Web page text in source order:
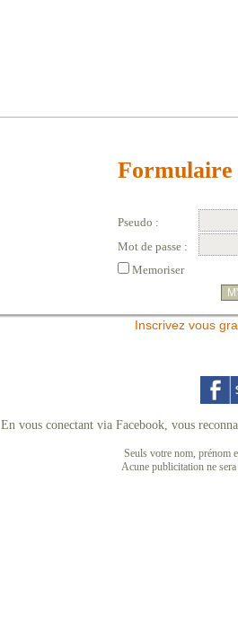
Pseudo :
Mot de passe :
Memoriser
Inscrivez vous
En vous conectant via Facebook, vous
Seuls votre nom, prénom
Acune publicitation ne